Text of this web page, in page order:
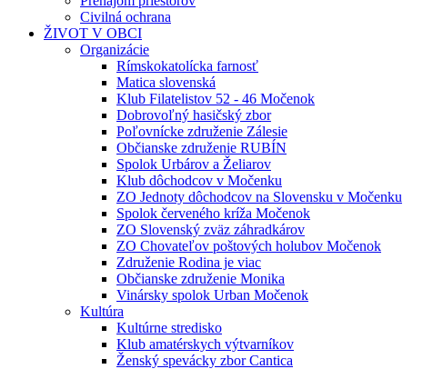
Civilná ochrana
ŽIVOT V OBCI
Organizácie
Rímskokatolícka farnosť
Matica slovenská
Klub Filatelistov 52 - 46 Močenok
Dobrovoľný hasičský zbor
Poľovnícke združenie Zálesie
Občianske združenie RUBÍN
Spolok Urbárov a Želiarov
Klub dôchodcov v Močenku
ZO Jednoty dôchodcov na Slovensku v Močenku
Spolok červeného kríža Močenok
ZO Slovenský zväz záhradkárov
ZO Chovateľov poštových holubov Močenok
Združenie Rodina je viac
Občianske združenie Monika
Vinársky spolok Urban Močenok
Kultúra
Kultúrne stredisko
Klub amatérskych výtvarníkov
Ženský spevácky zbor Cantica